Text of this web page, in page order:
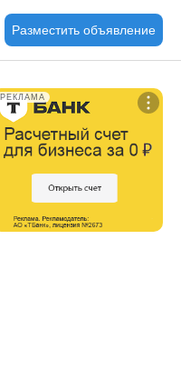
Разместить объявление
РЕКЛАМА